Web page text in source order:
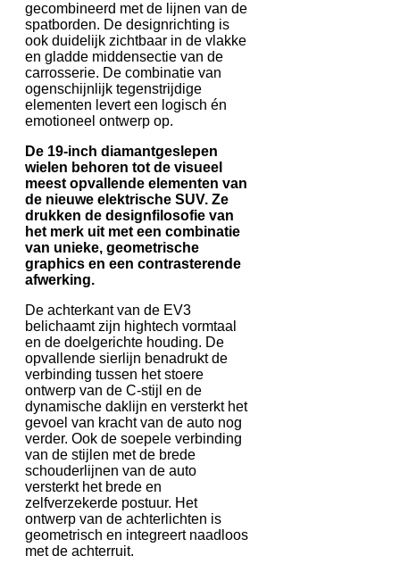
gecombineerd met de lijnen van de
spatborden. De designrichting is
ook duidelijk zichtbaar in de vlakke
en gladde middensectie van de
carrosserie. De combinatie van
ogenschijnlijk tegenstrijdige
elementen levert een logisch én
emotioneel ontwerp op.
De 19-inch diamantgeslepen
wielen behoren tot de visueel
meest opvallende elementen van
de nieuwe elektrische SUV. Ze
drukken de designfilosofie van
het merk uit met een combinatie
van unieke, geometrische
graphics en een contrasterende
afwerking.
De achterkant van de EV3
belichaamt zijn hightech vormtaal
en de doelgerichte houding. De
opvallende sierlijn benadrukt de
verbinding tussen het stoere
ontwerp van de C-stijl en de
dynamische daklijn en versterkt het
gevoel van kracht van de auto nog
verder. Ook de soepele verbinding
van de stijlen met de brede
schouderlijnen van de auto
versterkt het brede en
zelfverzekerde postuur. Het
ontwerp van de achterlichten is
geometrisch en integreert naadloos
met de achterruit.